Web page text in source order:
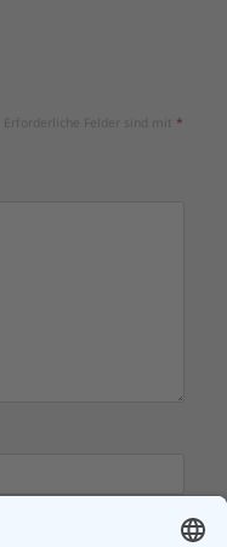
Erforderliche Felder sind mit *